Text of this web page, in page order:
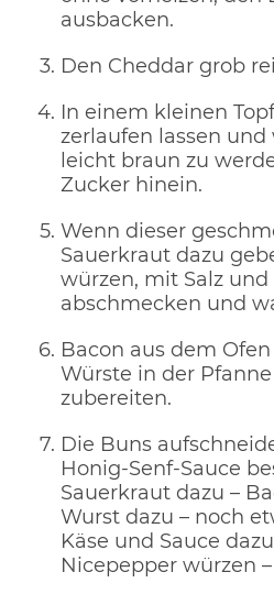
ausbacken.
Den Cheddar grob
In einem kleinen
zerlaufen lassen
leicht braun zu
Zucker hinein.
Wenn dieser
Sauerkraut dazu
würzen, mit Salz und
abschmecken und
Bacon aus dem
Würste in der
zubereiten.
Die Buns
Honig-Senf-Sauce
Sauerkraut dazu –
Wurst dazu – noch
Käse und Sauce
Nicepepper würzen –